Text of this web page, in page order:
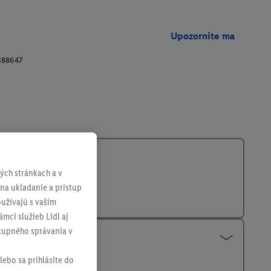
Upozornite ma
stránkach a v
ukladanie a prístup
s vaším
služieb Lidl aj
správania v
sa prihlásite do